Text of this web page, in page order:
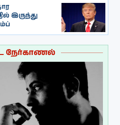
இருந்து
நேர்காணல்